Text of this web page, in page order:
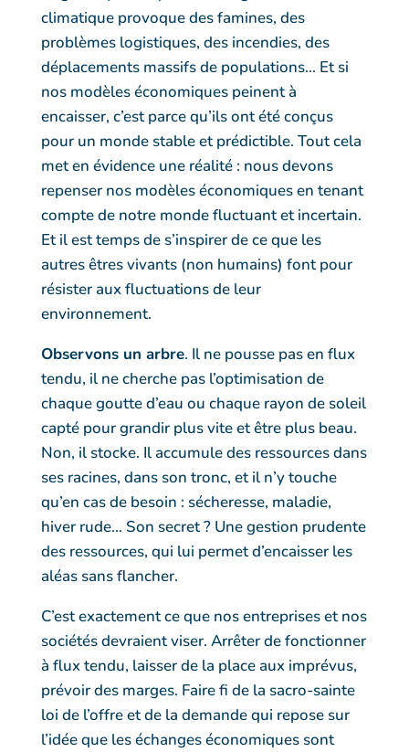
climatique provoque des famines, des
problèmes logistiques, des incendies, des
déplacements massifs de populations… Et si
nos modèles économiques peinent à
encaisser, c’est parce qu’ils ont été conçus
pour un monde stable et prédictible. Tout cela
met en évidence une réalité : nous devons
repenser nos modèles économiques en tenant
compte de notre monde fluctuant et incertain.
Et il est temps de s’inspirer de ce que les
autres êtres vivants (non humains) font pour
résister aux fluctuations de leur
environnement.
Observons un arbre. Il ne pousse pas en flux
tendu, il ne cherche pas l’optimisation de
chaque goutte d’eau ou chaque rayon de soleil
capté pour grandir plus vite et être plus beau.
Non, il stocke. Il accumule des ressources dans
ses racines, dans son tronc, et il n’y touche
qu’en cas de besoin : sécheresse, maladie,
hiver rude… Son secret ? Une gestion prudente
des ressources, qui lui permet d’encaisser les
aléas sans flancher.
C’est exactement ce que nos entreprises et nos
sociétés devraient viser. Arrêter de fonctionner
à flux tendu, laisser de la place aux imprévus,
prévoir des marges. Faire fi de la sacro-sainte
loi de l’offre et de la demande qui repose sur
l’idée que les échanges économiques sont